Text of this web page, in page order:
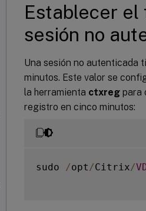
Establecer el
sesión no
Una sesión no autenticada
minutos. Este valor se
la herramienta ctxreg para
registro en cinco minutos:
sudo /opt /Citrix/